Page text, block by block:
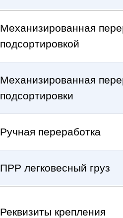
Механизированная
подсортировкой
Механизированная
подсортировки
Ручная переработка
ПРР легковесный груз
Реквизиты крепления